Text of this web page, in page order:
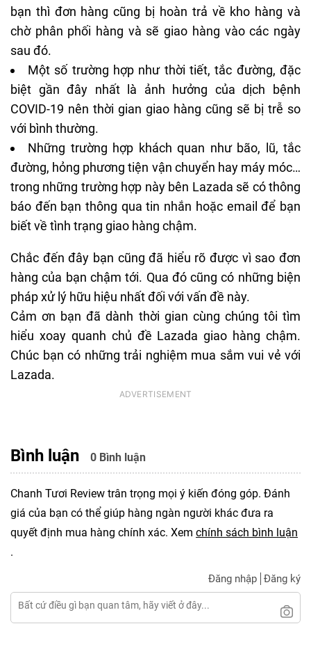
bạn thì đơn hàng cũng bị hoàn trả về kho hàng và
chờ phân phối hàng và sẽ giao hàng vào các ngày
sau đó.
Một số trường hợp như thời tiết, tắc đường, đặc
biệt gần đây nhất là ảnh hưởng của dịch bệnh
COVID-19 nên thời gian giao hàng cũng sẽ bị trễ so
với bình thường.
Những trường hợp khách quan như bão, lũ, tắc
đường, hỏng phương tiện vận chuyển hay máy móc…
trong những trường hợp này bên Lazada sẽ có thông
báo đến bạn thông qua tin nhắn hoặc email để bạn
biết về tình trạng giao hàng chậm.
Chắc đến đây bạn cũng đã hiểu rõ được vì sao đơn
hàng của bạn chậm tới. Qua đó cũng có những biện
pháp xử lý hữu hiệu nhất đối với vấn đề này.
Cảm ơn bạn đã dành thời gian cùng chúng tôi tìm
hiểu xoay quanh chủ đề Lazada giao hàng chậm.
Chúc bạn có những trải nghiệm mua sắm vui vẻ với
Lazada.
Bình luận 0 Bình luận
Chanh Tươi Review trân trọng mọi ý kiến đóng góp. Đánh
giá của bạn có thể giúp hàng ngàn người khác đưa ra
quyết định mua hàng chính xác. Xem chính sách bình luận
.
Đăng nhập Đăng ký